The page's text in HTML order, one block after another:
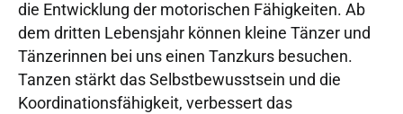
die Entwicklung der motorischen Fähigkeiten. Ab
dem dritten Lebensjahr können kleine Tänzer und
Tänzerinnen bei uns einen Tanzkurs besuchen.
Tanzen stärkt das Selbstbewusstsein und die
Koordinationsfähigkeit, verbessert das